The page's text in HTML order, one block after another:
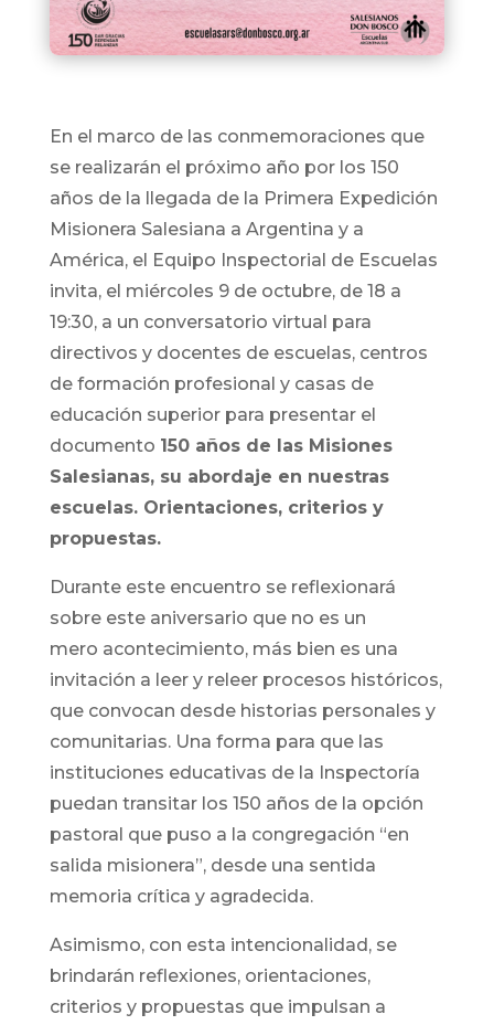
En el marco de las conmemoraciones que
se realizarán el próximo año por los 150
años de la llegada de la Primera Expedición
Misionera Salesiana a Argentina y a
América, el Equipo Inspectorial de Escuelas
invita, el miércoles 9 de octubre, de 18 a
19:30, a un conversatorio virtual para
directivos y docentes de escuelas, centros
de formación profesional y casas de
educación superior para presentar el
documento 150 años de las Misiones
Salesianas, su abordaje en nuestras
escuelas. Orientaciones, criterios y
propuestas.
Durante este encuentro se reflexionará
sobre este aniversario que no es un
mero acontecimiento, más bien es una
invitación a leer y releer procesos históricos,
que convocan desde historias personales y
comunitarias. Una forma para que las
instituciones educativas de la Inspectoría
puedan transitar los 150 años de la opción
pastoral que puso a la congregación “en
salida misionera”, desde una sentida
memoria crítica y agradecida.
Asimismo, con esta intencionalidad, se
brindarán reflexiones, orientaciones,
criterios y propuestas que impulsan a